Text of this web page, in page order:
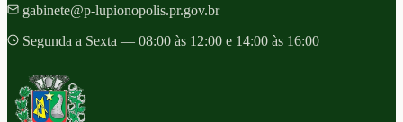
gabinete@p-lupionopolis.pr.gov.br
Segunda a Sexta — 08:00 às 12:00 e 14:00 às 16:00